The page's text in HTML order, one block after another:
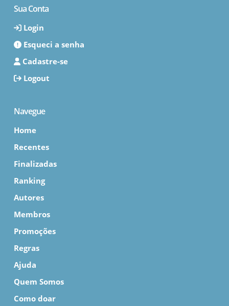
Sua Conta
Login
Esqueci a senha
Cadastre-se
Logout
Navegue
Home
Recentes
Finalizadas
Ranking
Autores
Membros
Promoções
Regras
Ajuda
Quem Somos
Como doar